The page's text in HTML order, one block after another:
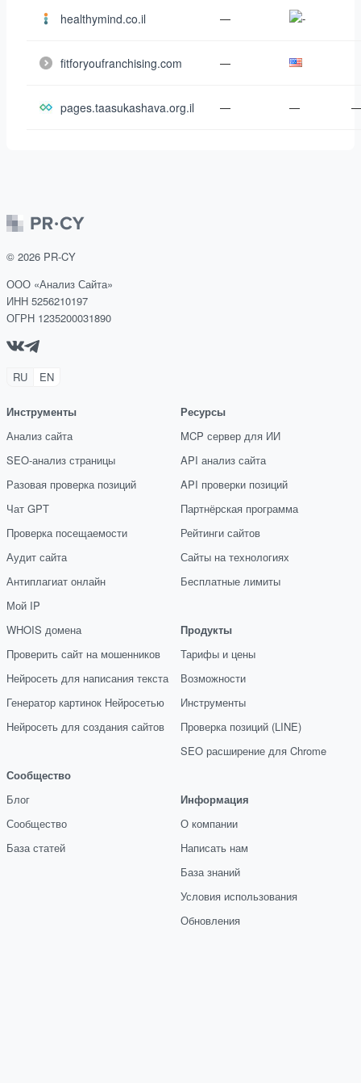
healthymind.co.il —
fitforyoufranchising.com —
pages.taasukashava.org.il — — —
© 2026 PR-CY
ООО «Анализ Сайта»
ИНН 5256210197
ОГРН 1235200031890
RU EN
Инструменты
Анализ сайта
SEO-анализ страницы
Разовая проверка позиций
Чат GPT
Проверка посещаемости
Аудит сайта
Антиплагиат онлайн
Мой IP
WHOIS домена
Проверить сайт на мошенников
Нейросеть для написания текста
Генератор картинок Нейросетью
Нейросеть для создания сайтов
Сообщество
Блог
Сообщество
База статей
Ресурсы
MCP сервер для ИИ
API анализ сайта
API проверки позиций
Партнёрская программа
Рейтинги сайтов
Сайты на технологиях
Бесплатные лимиты
Продукты
Тарифы и цены
Возможности
Инструменты
Проверка позиций (LINE)
SEO расширение для Chrome
Информация
О компании
Написать нам
База знаний
Условия использования
Обновления